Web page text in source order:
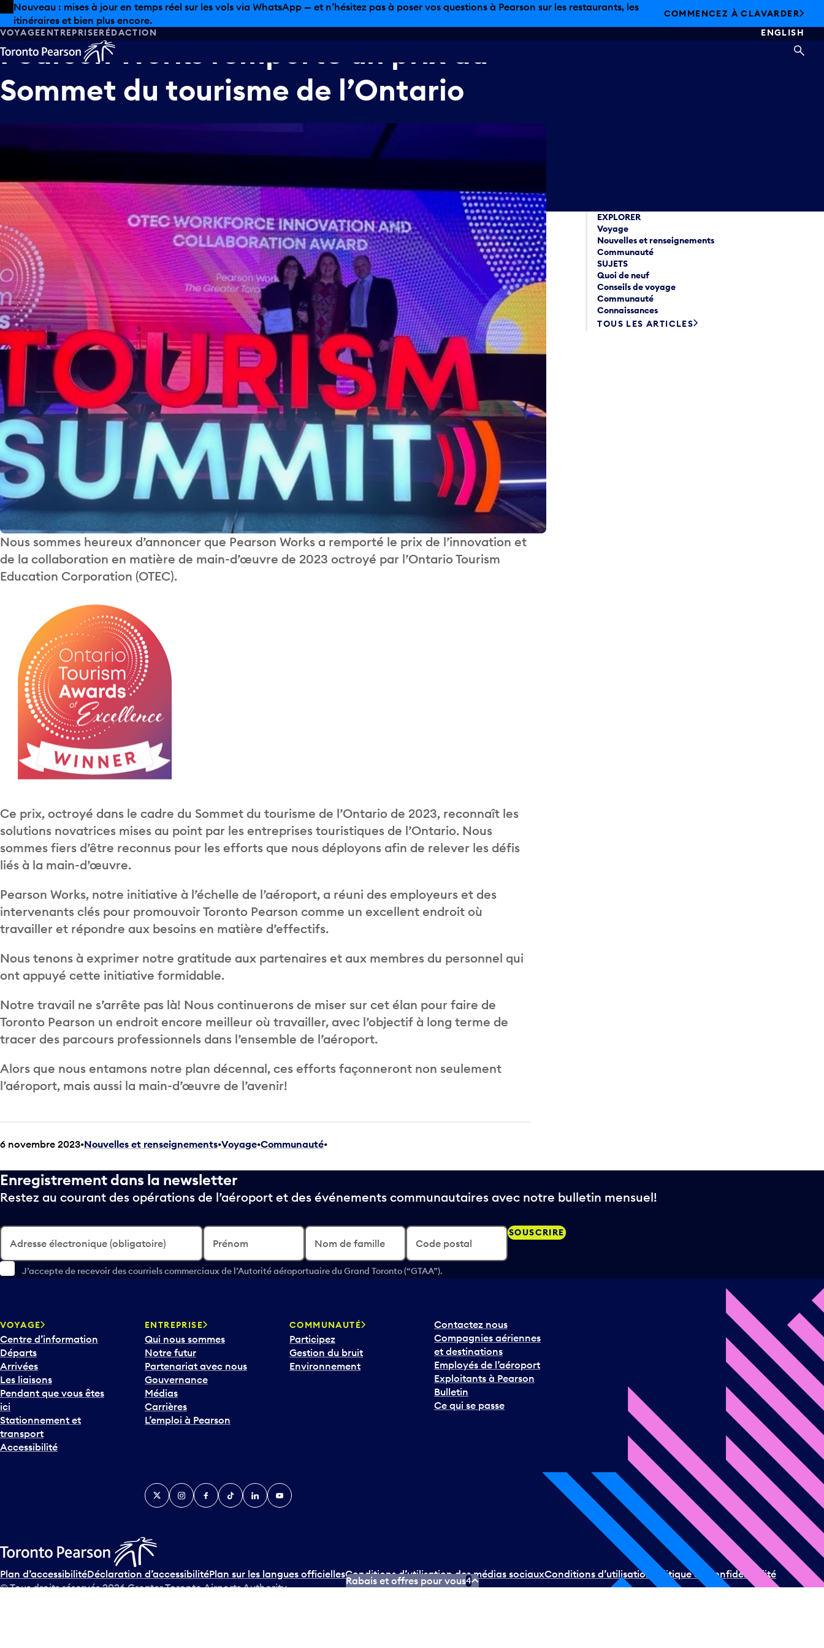
Skip to offers
Passer au contenu principal
Nouveau : mises à jour en temps réel sur les vols via WhatsApp — et n’hésitez pas à poser vos questions à Pearson sur les restaurants, les
itinéraires et bien plus encore.
COMMENCEZ À CLAVARDER
VOYAGEENTREPRISERÉDACTION ENGLISH
PearsonWorksremporteunprixau
Sommet du tourisme de l’Ontario
Nous sommes heureux d’annoncer que Pearson Works a remporté le prix de l’innovation et
de la collaboration en matière de main-d’œuvre de 2023 octroyé par l’Ontario Tourism
Education Corporation (OTEC).
Ce prix, octroyé dans le cadre du Sommet du tourisme de l’Ontario de 2023, reconnaît les
solutions novatrices mises au point par les entreprises touristiques de l’Ontario. Nous
sommes fiers d’être reconnus pour les efforts que nous déployons afin de relever les défis
liés à la main-d’œuvre.
Pearson Works, notre initiative à l’échelle de l’aéroport, a réuni des employeurs et des
intervenants clés pour promouvoir Toronto Pearson comme un excellent endroit où
travailler et répondre aux besoins en matière d’effectifs.
Nous tenons à exprimer notre gratitude aux partenaires et aux membres du personnel qui
ont appuyé cette initiative formidable.
Notre travail ne s’arrête pas là! Nous continuerons de miser sur cet élan pour faire de
Toronto Pearson un endroit encore meilleur où travailler, avec l’objectif à long terme de
tracer des parcours professionnels dans l’ensemble de l’aéroport.
Alors que nous entamons notre plan décennal, ces efforts façonneront non seulement
l’aéroport, mais aussi la main-d’œuvre de l’avenir!
6 novembre 2023 Nouvelles et renseignements•Voyage•Communauté•
EXPLORER
Voyage
Nouvelles et renseignements
Communauté
SUJETS
Quoi de neuf
Conseils de voyage
Communauté
Connaissances
TOUS LES ARTICLES
Enregistrement dans la newsletter
Restez au courant des opérations de l’aéroport et des événements communautaires avec notre bulletin mensuel!
Adresse électronique (obligatoire) Prénom Nom de famille Code postal
J’accepte de recevoir des courriels commerciaux de l’Autorité aéroportuaire du Grand Toronto (“GTAA”).
SOUSCRIRE
VOYAGE
Centre d’information
Départs
Arrivées
Les liaisons
Pendant que vous êtes
ici
Stationnement et
transport
Accessibilité
ENTREPRISE
Qui nous sommes
Notre futur
Partenariat avec nous
Gouvernance
Médias
Carrières
L’emploi à Pearson
COMMUNAUTÉ
Participez
Gestion du bruit
Environnement
Contactez nous
Compagnies aériennes
et destinations
Employés de l’aéroport
Exploitants à Pearson
Bulletin
Ce qui se passe
TwitterInstagramFacebook
TikTokLinkedInYouTube
Plan d’accessibilitéDéclaration d’accessibilitéPlan sur les langues officiellesConditions d’utilisation des médias sociauxConditions d’utilisation
Politique de confidentialité
© Tous droits réservés2026Greater Toronto Airports Authority.
Rabais et offres pour vous4